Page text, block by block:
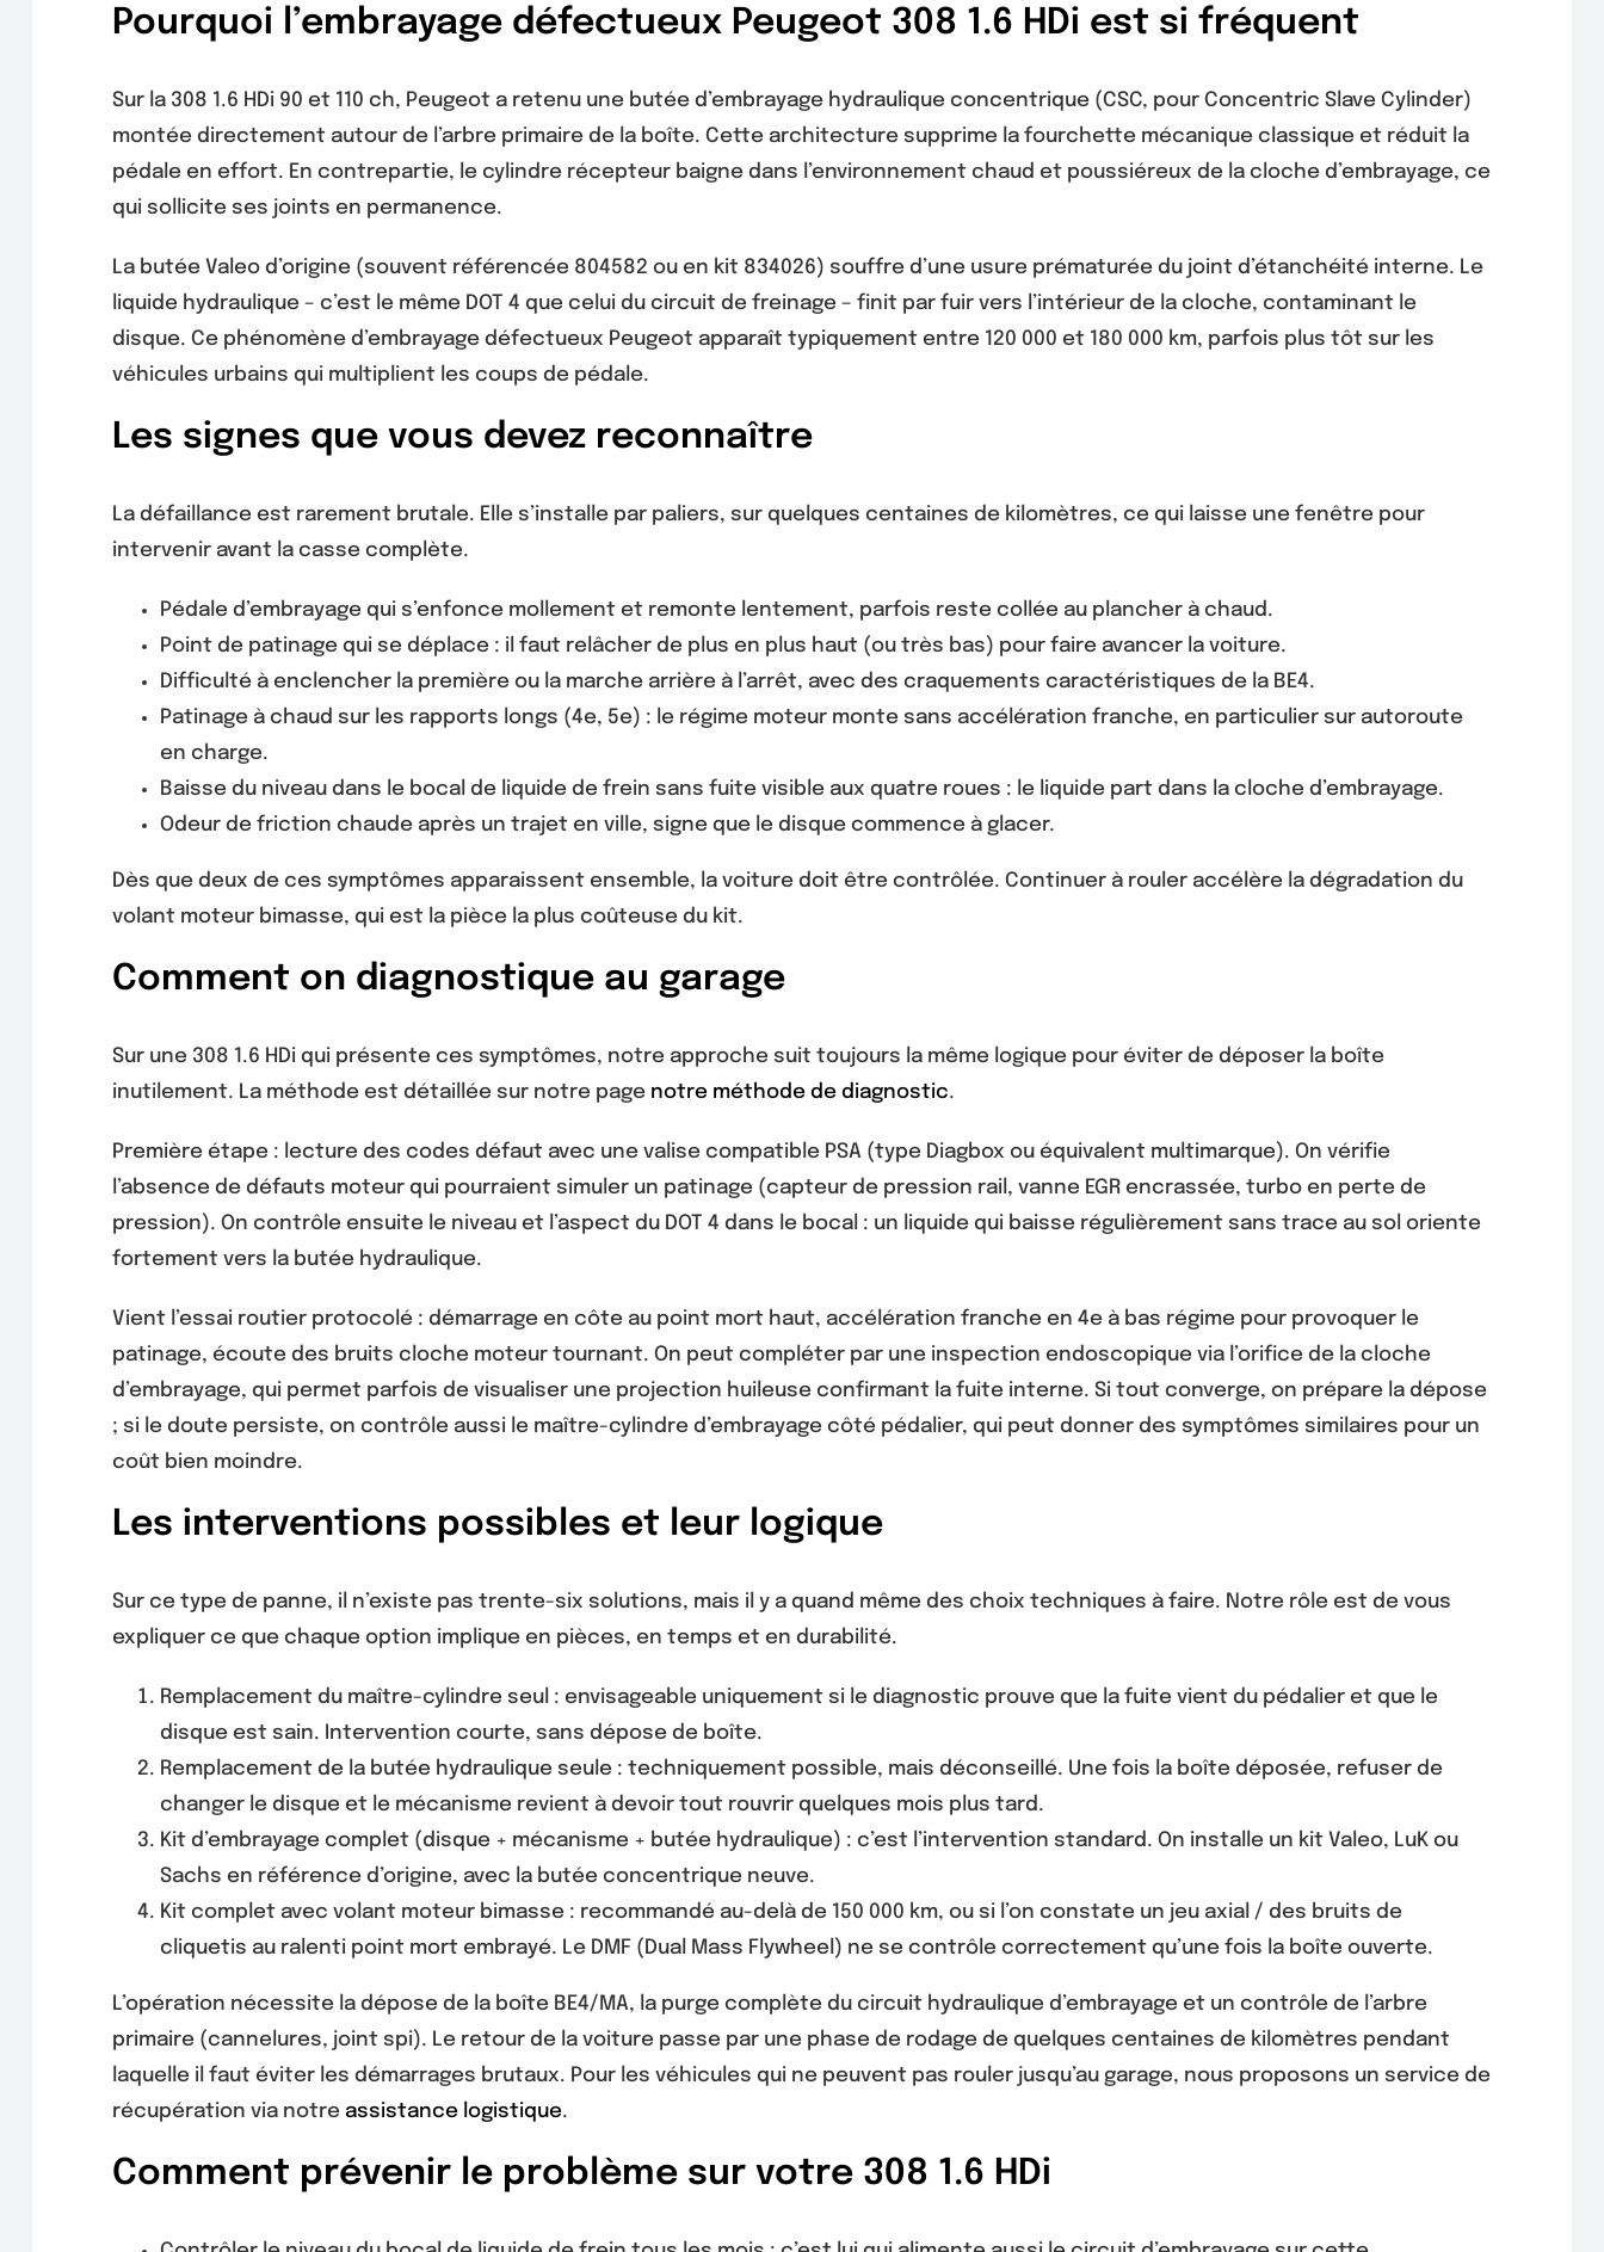
Pourquoi l’embrayage défectueux Peugeot 308 1.6 HDi est si fréquent
Sur la 308 1.6 HDi 90 et 110 ch, Peugeot a retenu une butée d’embrayage hydraulique concentrique (CSC, pour Concentric Slave Cylinder)
montée directement autour de l’arbre primaire de la boîte. Cette architecture supprime la fourchette mécanique classique et réduit la
pédale en effort. En contrepartie, le cylindre récepteur baigne dans l’environnement chaud et poussiéreux de la cloche d’embrayage, ce
qui sollicite ses joints en permanence.
La butée Valeo d’origine (souvent référencée 804582 ou en kit 834026) souffre d’une usure prématurée du joint d’étanchéité interne. Le
liquide hydraulique – c’est le même DOT 4 que celui du circuit de freinage – finit par fuir vers l’intérieur de la cloche, contaminant le
disque. Ce phénomène d’embrayage défectueux Peugeot apparaît typiquement entre 120 000 et 180 000 km, parfois plus tôt sur les
véhicules urbains qui multiplient les coups de pédale.
Les signes que vous devez reconnaître
La défaillance est rarement brutale. Elle s’installe par paliers, sur quelques centaines de kilomètres, ce qui laisse une fenêtre pour
intervenir avant la casse complète.
Pédale d’embrayage qui s’enfonce mollement et remonte lentement, parfois reste collée au plancher à chaud.
Point de patinage qui se déplace : il faut relâcher de plus en plus haut (ou très bas) pour faire avancer la voiture.
Difficulté à enclencher la première ou la marche arrière à l’arrêt, avec des craquements caractéristiques de la BE4.
Patinage à chaud sur les rapports longs (4e, 5e) : le régime moteur monte sans accélération franche, en particulier sur autoroute
en charge.
Baisse du niveau dans le bocal de liquide de frein sans fuite visible aux quatre roues : le liquide part dans la cloche d’embrayage.
Odeur de friction chaude après un trajet en ville, signe que le disque commence à glacer.
Dès que deux de ces symptômes apparaissent ensemble, la voiture doit être contrôlée. Continuer à rouler accélère la dégradation du
volant moteur bimasse, qui est la pièce la plus coûteuse du kit.
Comment on diagnostique au garage
Sur une 308 1.6 HDi qui présente ces symptômes, notre approche suit toujours la même logique pour éviter de déposer la boîte
inutilement. La méthode est détaillée sur notre page notre méthode de diagnostic.
Première étape : lecture des codes défaut avec une valise compatible PSA (type Diagbox ou équivalent multimarque). On vérifie
l’absence de défauts moteur qui pourraient simuler un patinage (capteur de pression rail, vanne EGR encrassée, turbo en perte de
pression). On contrôle ensuite le niveau et l’aspect du DOT 4 dans le bocal : un liquide qui baisse régulièrement sans trace au sol oriente
fortement vers la butée hydraulique.
Vient l’essai routier protocolé : démarrage en côte au point mort haut, accélération franche en 4e à bas régime pour provoquer le
patinage, écoute des bruits cloche moteur tournant. On peut compléter par une inspection endoscopique via l’orifice de la cloche
d’embrayage, qui permet parfois de visualiser une projection huileuse confirmant la fuite interne. Si tout converge, on prépare la dépose
; si le doute persiste, on contrôle aussi le maître-cylindre d’embrayage côté pédalier, qui peut donner des symptômes similaires pour un
coût bien moindre.
Les interventions possibles et leur logique
Sur ce type de panne, il n’existe pas trente-six solutions, mais il y a quand même des choix techniques à faire. Notre rôle est de vous
expliquer ce que chaque option implique en pièces, en temps et en durabilité.
Remplacement du maître-cylindre seul : envisageable uniquement si le diagnostic prouve que la fuite vient du pédalier et que le
disque est sain. Intervention courte, sans dépose de boîte.
Remplacement de la butée hydraulique seule : techniquement possible, mais déconseillé. Une fois la boîte déposée, refuser de
changer le disque et le mécanisme revient à devoir tout rouvrir quelques mois plus tard.
Kit d’embrayage complet (disque + mécanisme + butée hydraulique) : c’est l’intervention standard. On installe un kit Valeo, LuK ou
Sachs en référence d’origine, avec la butée concentrique neuve.
Kit complet avec volant moteur bimasse : recommandé au-delà de 150 000 km, ou si l’on constate un jeu axial / des bruits de
cliquetis au ralenti point mort embrayé. Le DMF (Dual Mass Flywheel) ne se contrôle correctement qu’une fois la boîte ouverte.
L’opération nécessite la dépose de la boîte BE4/MA, la purge complète du circuit hydraulique d’embrayage et un contrôle de l’arbre
primaire (cannelures, joint spi). Le retour de la voiture passe par une phase de rodage de quelques centaines de kilomètres pendant
laquelle il faut éviter les démarrages brutaux. Pour les véhicules qui ne peuvent pas rouler jusqu’au garage, nous proposons un service de
récupération via notre assistance logistique.
Comment prévenir le problème sur votre 308 1.6 HDi